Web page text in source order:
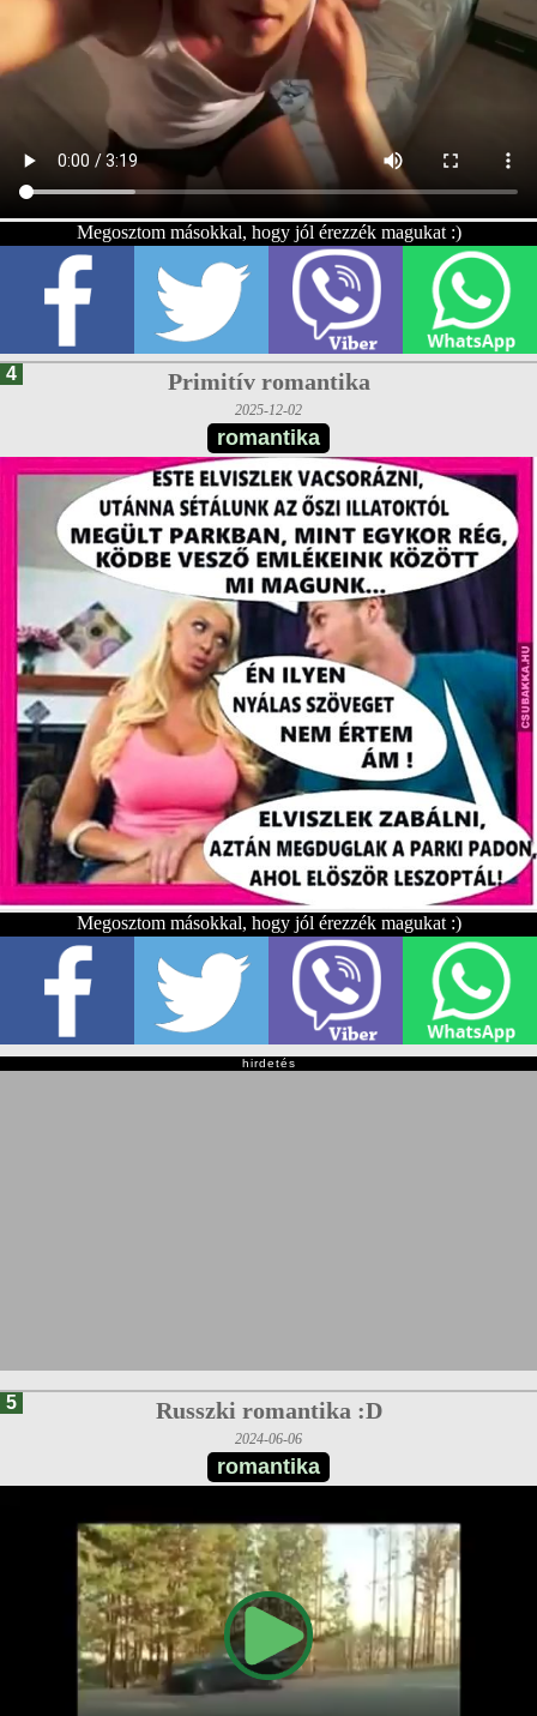
Megosztom másokkal, hogy jól érezzék magukat :)
4 Primitív romantika
2025-12-02
romantika
Megosztom másokkal, hogy jól érezzék magukat :)
hirdetés
5 Russzki romantika :D
2024-06-06
romantika